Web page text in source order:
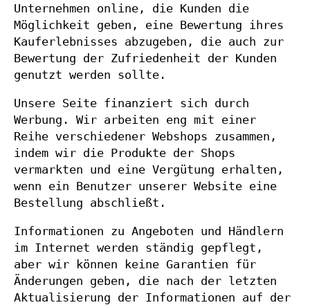
Unternehmen online, die Kunden die
Möglichkeit geben, eine Bewertung ihres
Kauferlebnisses abzugeben, die auch zur
Bewertung der Zufriedenheit der Kunden
genutzt werden sollte.
Unsere Seite finanziert sich durch
Werbung. Wir arbeiten eng mit einer
Reihe verschiedener Webshops zusammen,
indem wir die Produkte der Shops
vermarkten und eine Vergütung erhalten,
wenn ein Benutzer unserer Website eine
Bestellung abschließt.
Informationen zu Angeboten und Händlern
im Internet werden ständig gepflegt,
aber wir können keine Garantien für
Änderungen geben, die nach der letzten
Aktualisierung der Informationen auf der